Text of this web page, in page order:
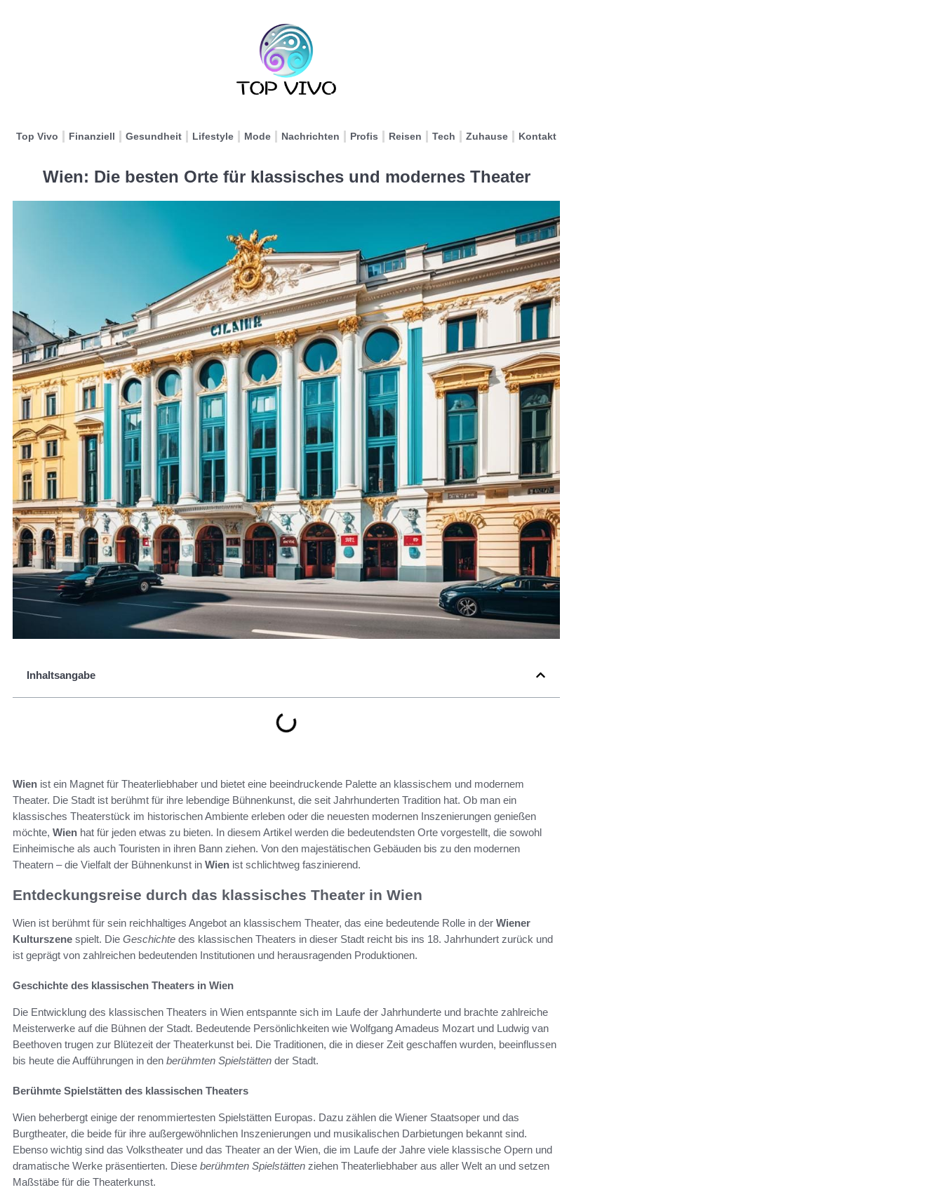
Top Vivo Finanziell Gesundheit Lifestyle Mode Nachrichten Profis Reisen Tech Zuhause Kontakt
Wien: Die besten Orte für klassisches und modernes Theater
Inhaltsangabe
Wien ist ein Magnet für Theaterliebhaber und bietet eine beeindruckende Palette an klassischem und modernem
Theater. Die Stadt ist berühmt für ihre lebendige Bühnenkunst, die seit Jahrhunderten Tradition hat. Ob man ein
klassisches Theaterstück im historischen Ambiente erleben oder die neuesten modernen Inszenierungen genießen
möchte, Wien hat für jeden etwas zu bieten. In diesem Artikel werden die bedeutendsten Orte vorgestellt, die sowohl
Einheimische als auch Touristen in ihren Bann ziehen. Von den majestätischen Gebäuden bis zu den modernen
Theatern – die Vielfalt der Bühnenkunst in Wien ist schlichtweg faszinierend.
Entdeckungsreise durch das klassisches Theater in Wien
Wien ist berühmt für sein reichhaltiges Angebot an klassischem Theater, das eine bedeutende Rolle in der Wiener
Kulturszene spielt. Die Geschichte des klassischen Theaters in dieser Stadt reicht bis ins 18. Jahrhundert zurück und
ist geprägt von zahlreichen bedeutenden Institutionen und herausragenden Produktionen.
Geschichte des klassischen Theaters in Wien
Die Entwicklung des klassischen Theaters in Wien entspannte sich im Laufe der Jahrhunderte und brachte zahlreiche
Meisterwerke auf die Bühnen der Stadt. Bedeutende Persönlichkeiten wie Wolfgang Amadeus Mozart und Ludwig van
Beethoven trugen zur Blütezeit der Theaterkunst bei. Die Traditionen, die in dieser Zeit geschaffen wurden, beeinflussen
bis heute die Aufführungen in den berühmten Spielstätten der Stadt.
Berühmte Spielstätten des klassischen Theaters
Wien beherbergt einige der renommiertesten Spielstätten Europas. Dazu zählen die Wiener Staatsoper und das
Burgtheater, die beide für ihre außergewöhnlichen Inszenierungen und musikalischen Darbietungen bekannt sind.
Ebenso wichtig sind das Volkstheater und das Theater an der Wien, die im Laufe der Jahre viele klassische Opern und
dramatische Werke präsentierten. Diese berühmten Spielstätten ziehen Theaterliebhaber aus aller Welt an und setzen
Maßstäbe für die Theaterkunst.